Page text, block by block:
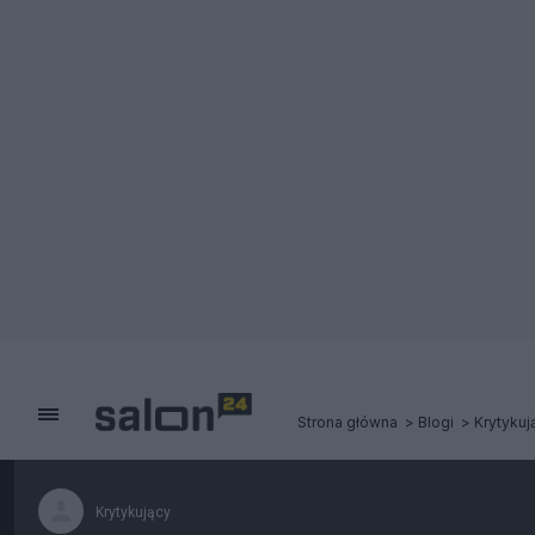
Strona główna Blogi
Krytykujący